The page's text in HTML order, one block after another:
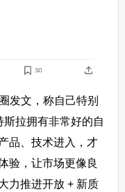
发文，称自己特别
拉拥有非常好的自
品、技术进入，才
验，让市场更像良
力推进开放 + 新质